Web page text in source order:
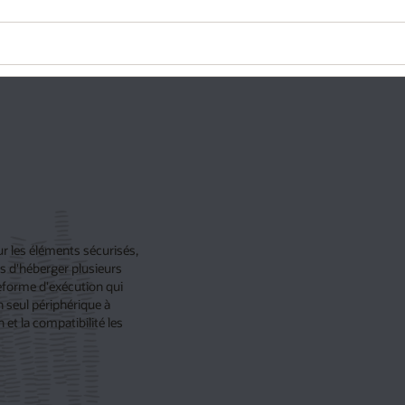
les éléments sécurisés,
d'héberger plusieurs
d'exécution qui
périphérique à
et la compatibilité les